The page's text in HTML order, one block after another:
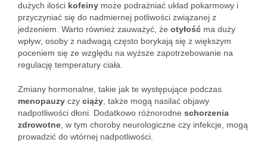
dużych ilości kofeiny może podrażniać układ pokarmowy i
przyczyniać się do nadmiernej potliwości związanej z
jedzeniem. Warto również zauważyć, że otyłość ma duży
wpływ; osoby z nadwagą często borykają się z większym
poceniem się ze względu na wyższe zapotrzebowanie na
regulację temperatury ciała.
Zmiany hormonalne, takie jak te występujące podczas
menopauzy czy ciąży , także mogą nasilać objawy
nadpotliwości dłoni. Dodatkowo różnorodne schorzenia
zdrowotne , w tym choroby neurologiczne czy infekcje, mogą
prowadzić do wtórnej nadpotliwości.